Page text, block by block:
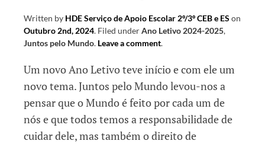
Written by HDE Serviço de Apoio Escolar 2º/3º CEB e ES on
Outubro 2nd, 2024. Filed underAno Letivo 2024-2025,
Juntos pelo Mundo. Leave a comment.
Um novo Ano Letivo teve início e com ele um
novo tema. Juntos pelo Mundo levou-nos a
pensar que o Mundo é feito por cada um de
nós e que todos temos a responsabilidade de
cuidar dele, mas também o direito de